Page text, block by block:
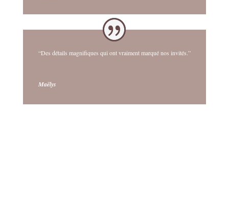
“Des détails magnifiques qui ont vraiment marqué nos invités.”
Maëlys